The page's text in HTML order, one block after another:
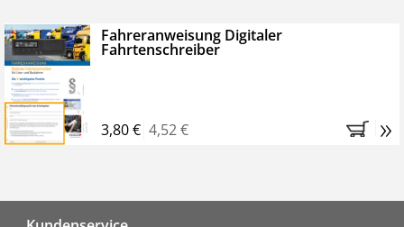
Fahreranweisung Digitaler
Fahrtenschreiber
3,80 € 4,52 € »